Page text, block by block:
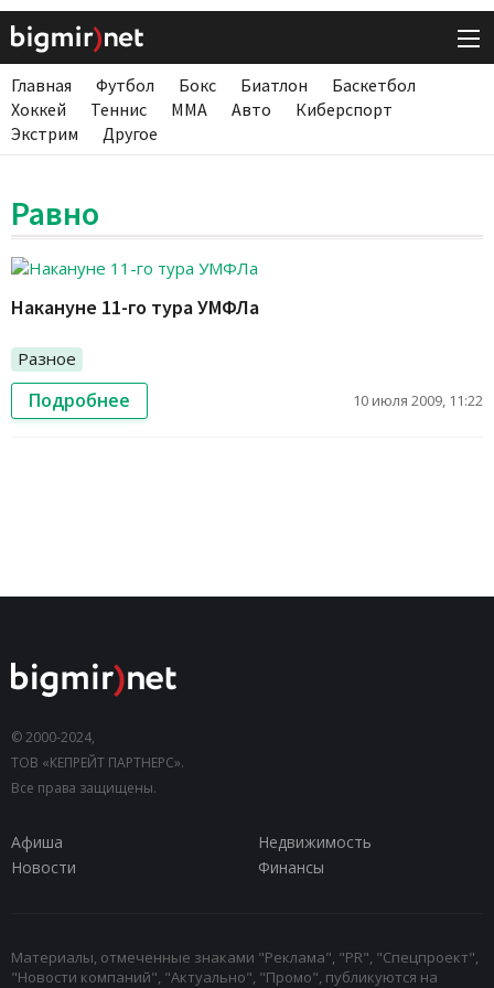
Главная Футбол Бокс Биатлон
Баскетбол
Хоккей
Теннис ММА Авто
Киберспорт
Экстрим
Другое
Равно
Накануне 11-го тура УМФЛа
Разное
Подробнее 10 июля 2009, 11:22
© 2000-2024,
ТОВ «КЕПРЕЙТ ПАРТНЕРС».
Все права защищены.
Афиша
Недвижимость
Новости
Финансы
Материалы, отмеченные знаками "Реклама", "PR", "Спецпроект",
"Новости компаний", "Актуально", "Промо", публикуются на